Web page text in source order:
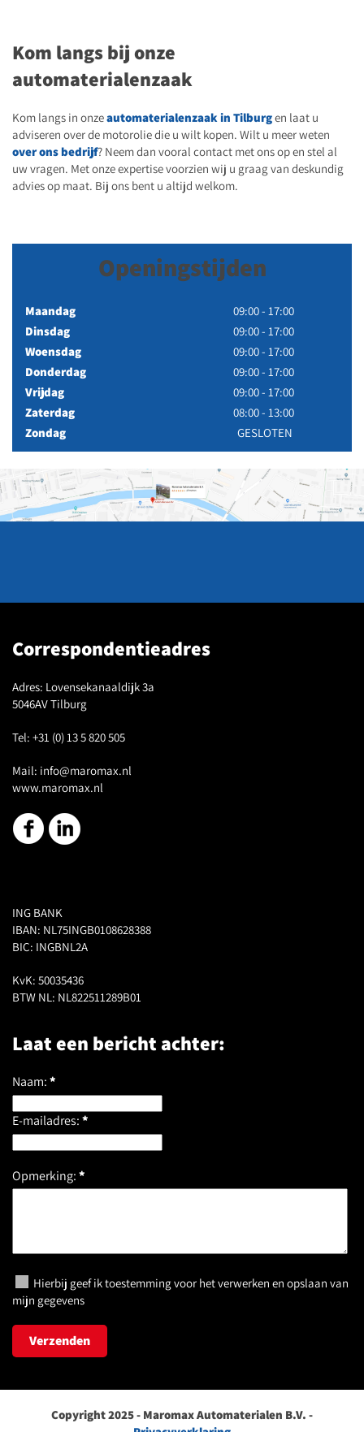
Kom langs bij onze
automaterialenzaak
Kom langs in onzeautomaterialenzaak in Tilburgen laat u
adviseren over de motorolie die u wilt kopen. Wilt u meer weten
over ons bedrijf? Neem dan vooral contact met ons op en stel al
uw vragen. Met onze expertise voorzien wij u graag van deskundig
advies op maat. Bij ons bent u altijd welkom.
Openingstijden
Maandag
09:00 - 17:00
Dinsdag
09:00 - 17:00
Woensdag
09:00 - 17:00
Donderdag
09:00 - 17:00
Vrijdag
09:00 - 17:00
Zaterdag
08:00 - 13:00
Zondag
GESLOTEN
Correspondentieadres
Adres: Lovensekanaaldijk 3a
5046AV Tilburg
Tel: +31 (0) 13 5 820 505
Mail: info@maromax.nl
www.maromax.nl
ING BANK
IBAN: NL75INGB0108628388
BIC: INGBNL2A
KvK: 50035436
BTW NL: NL822511289B01
Laat een bericht achter:
Naam:*
E-mailadres:*
Opmerking:*
Hierbij geef ik toestemming voor het verwerken en opslaan van
mijn gegevens
Verzenden
Copyright 2025 - Maromax Automaterialen B.V. -